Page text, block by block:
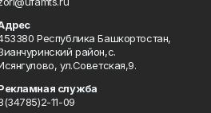
Республика Башкортостан,
район,с.
ул.Советская,9.
служба
11-09